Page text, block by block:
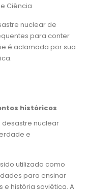
Ciência
nuclear de
para conter
é aclamada por sua
históricos
nuclear
e
utilizada como
para ensinar
história soviética. A